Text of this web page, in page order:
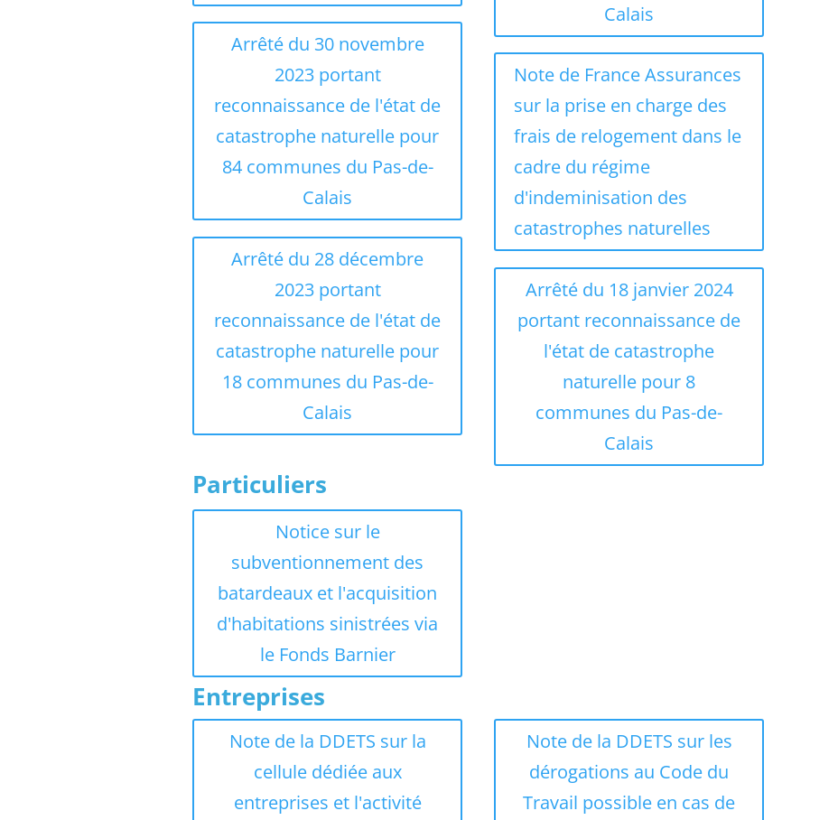
Arrêté du 30 novembre
2023 portant
reconnaissance de l'état de
catastrophe naturelle pour
84 communes du Pas-de-
Calais
Arrêté du 28 décembre
2023 portant
reconnaissance de l'état de
catastrophe naturelle pour
18 communes du Pas-de-
Calais
Calais
Note de France Assurances
sur la prise en charge des
frais de relogement dans le
cadre du régime
d'indeminisation des
catastrophes naturelles
Arrêté du 18 janvier 2024
portant reconnaissance de
l'état de catastrophe
naturelle pour 8
communes du Pas-de-
Calais
Particuliers
Notice sur le
subventionnement des
batardeaux et l'acquisition
d'habitations sinistrées via
le Fonds Barnier
Entreprises
Note de la DDETS sur la
cellule dédiée aux
entreprises et l'activité
Note de la DDETS sur les
dérogations au Code du
Travail possible en cas de